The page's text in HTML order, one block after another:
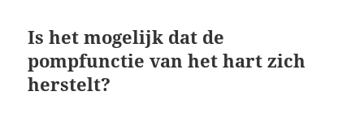
Is het mogelijk dat de
pompfunctie van het hart zich
herstelt?